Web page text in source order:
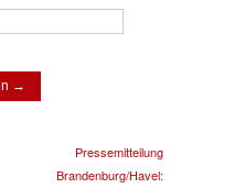
Pressemitteilung
Brandenburg/Havel: